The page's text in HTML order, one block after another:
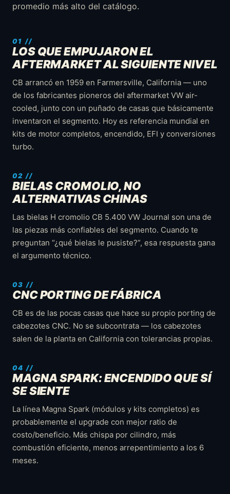
promedio más alto del catálogo.
LOS QUE EMPUJARON EL
AFTERMARKET AL SIGUIENTE NIVEL
CB arrancó en 1959 en Farmersville, California — uno
de los fabricantes pioneros del aftermarket VW air-
cooled, junto con un puñado de casas que básicamente
inventaron el segmento. Hoy es referencia mundial en
kits de motor completos, encendido, EFI y conversiones
turbo.
BIELAS CROMOLIO, NO
ALTERNATIVAS CHINAS
Las bielas H cromolio CB 5.400 VW Journal son una de
las piezas más confiables del segmento. Cuando te
preguntan “¿qué bielas le pusiste?”, esa respuesta gana
el argumento técnico.
CNC PORTING DE FÁBRICA
CB es de las pocas casas que hace su propio porting de
cabezotes CNC. No se subcontrata — los cabezotes
salen de la planta en California con tolerancias propias.
MAGNA SPARK: ENCENDIDO QUE SÍ
SE SIENTE
La línea Magna Spark (módulos y kits completos) es
probablemente el upgrade con mejor ratio de
costo/beneficio. Más chispa por cilindro, más
combustión eficiente, menos arrepentimiento a los 6
meses.